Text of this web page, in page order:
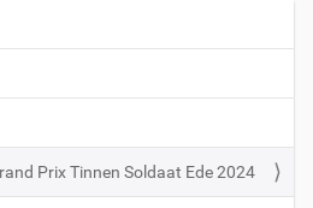
Prix Tinnen Soldaat Ede 2024